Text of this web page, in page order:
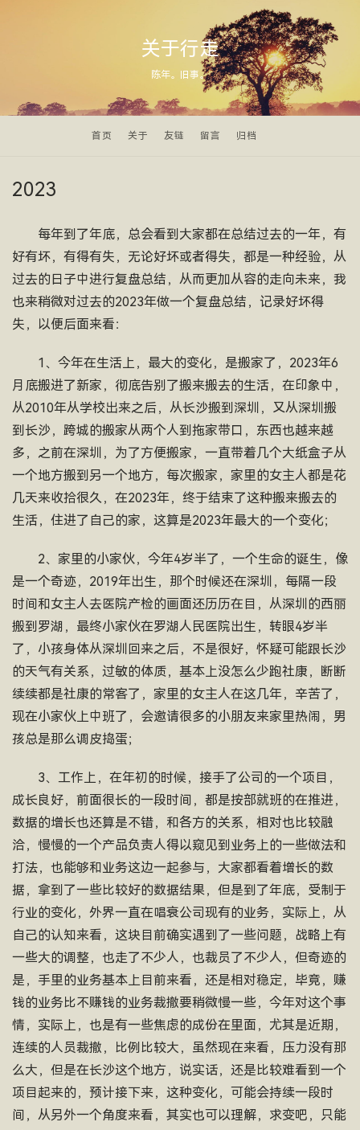
关于行走
陈年。旧事。
首页 关于 友链 留言 归档
2023
每年到了年底，总会看到大家都在总结过去的一年，有
好有坏，有得有失，无论好坏或者得失，都是一种经验，从
过去的日子中进行复盘总结，从而更加从容的走向未来，我
也来稍微对过去的2023年做一个复盘总结，记录好坏得
失，以便后面来看：
1、今年在生活上，最大的变化，是搬家了，2023年6
月底搬进了新家，彻底告别了搬来搬去的生活，在印象中，
从2010年从学校出来之后，从长沙搬到深圳，又从深圳搬
到长沙，跨城的搬家从两个人到拖家带口，东西也越来越
多，之前在深圳，为了方便搬家，一直带着几个大纸盒子从
一个地方搬到另一个地方，每次搬家，家里的女主人都是花
几天来收拾很久，在2023年，终于结束了这种搬来搬去的
生活，住进了自己的家，这算是2023年最大的一个变化；
2、家里的小家伙，今年4岁半了，一个生命的诞生，像
是一个奇迹，2019年出生，那个时候还在深圳，每隔一段
时间和女主人去医院产检的画面还历历在目，从深圳的西丽
搬到罗湖，最终小家伙在罗湖人民医院出生，转眼4岁半
了，小孩身体从深圳回来之后，不是很好，怀疑可能跟长沙
的天气有关系，过敏的体质，基本上没怎么少跑社康，断断
续续都是社康的常客了，家里的女主人在这几年，辛苦了，
现在小家伙上中班了，会邀请很多的小朋友来家里热闹，男
孩总是那么调皮捣蛋；
3、工作上，在年初的时候，接手了公司的一个项目，
成长良好，前面很长的一段时间，都是按部就班的在推进，
数据的增长也还算是不错，和各方的关系，相对也比较融
洽，慢慢的一个产品负责人得以窥见到业务上的一些做法和
打法，也能够和业务这边一起参与，大家都看着增长的数
据，拿到了一些比较好的数据结果，但是到了年底，受制于
行业的变化，外界一直在唱衰公司现有的业务，实际上，从
自己的认知来看，这块目前确实遇到了一些问题，战略上有
一些大的调整，也走了不少人，也裁员了不少人，但奇迹的
是，手里的业务基本上目前来看，还是相对稳定，毕竟，赚
钱的业务比不赚钱的业务裁撤要稍微慢一些，今年对这个事
情，实际上，也是有一些焦虑的成份在里面，尤其是近期，
连续的人员裁撤，比例比较大，虽然现在来看，压力没有那
么大，但是在长沙这个地方，说实话，还是比较难看到一个
项目起来的，预计接下来，这种变化，可能会持续一段时
间，从另外一个角度来看，其实也可以理解，求变吧，只能